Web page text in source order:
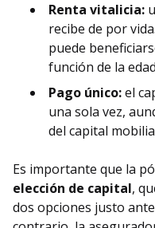
Renta vitalicia:
recibe de por
puede
función de la
Pago único:el
una sola vez,
del capital
Es importante que la
elección de capital,
dos opciones justo